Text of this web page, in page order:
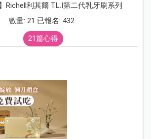
Richell利其爾 T.L.I第二代乳牙刷系列
數量: 21 已報名: 432
21篇心得